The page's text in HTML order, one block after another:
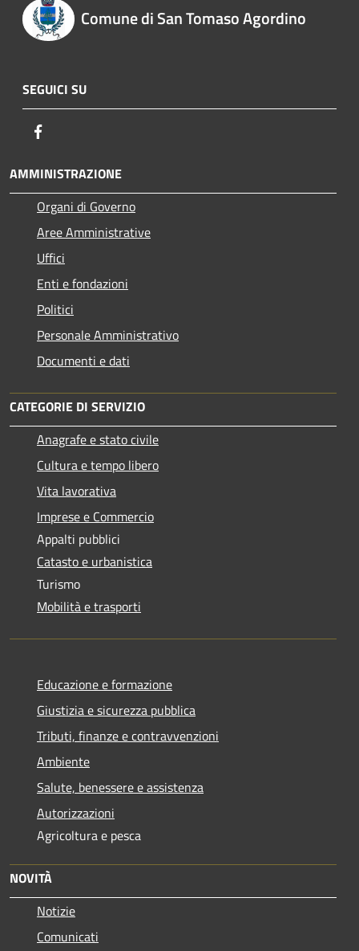
Comune di San Tomaso Agordino
SEGUICI SU
AMMINISTRAZIONE
Organi di Governo
Aree Amministrative
Uffici
Enti e fondazioni
Politici
Personale Amministrativo
Documenti e dati
CATEGORIE DI SERVIZIO
Anagrafe e stato civile
Cultura e tempo libero
Vita lavorativa
Imprese e Commercio
Appalti pubblici
Catasto e urbanistica
Turismo
Mobilità e trasporti
Educazione e formazione
Giustizia e sicurezza pubblica
Tributi, finanze e contravvenzioni
Ambiente
Salute, benessere e assistenza
Autorizzazioni
Agricoltura e pesca
NOVITÀ
Notizie
Comunicati